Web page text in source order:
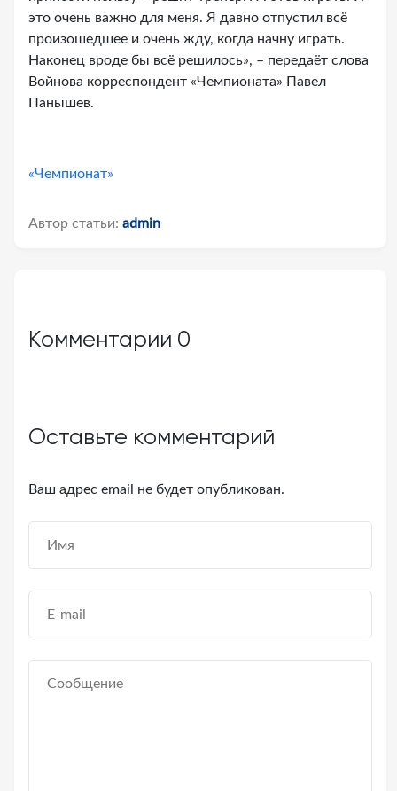
это очень важно для меня. Я давно отпустил всё
произошедшее и очень жду, когда начну играть.
Наконец вроде бы всё решилось», – передаёт слова
Войнова корреспондент «Чемпионата» Павел
Панышев.
«Чемпионат»
Автор статьи: admin
Комментарии 0
Оставьте комментарий
Ваш адрес email не будет опубликован.